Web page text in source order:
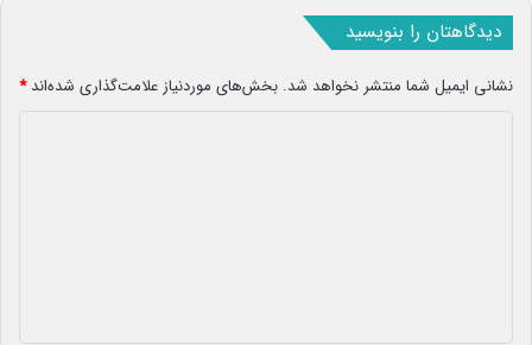
دیدگاهتان را بنویسید
نشانی ایمیل شما منتشر نخواهد شد. بخش‌های موردنیاز علامت‌گذاری شده‌اند*